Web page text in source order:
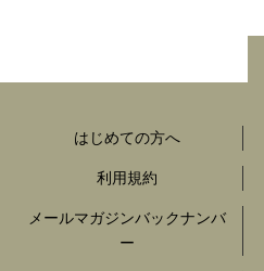
はじめての方へ
利用規約
メールマガジンバックナンバ
ー